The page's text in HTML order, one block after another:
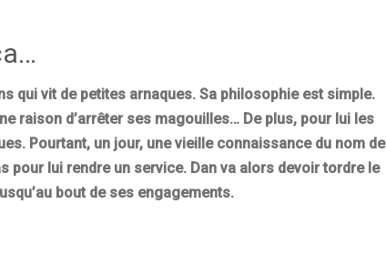
qui vit de petites arnaques. Sa philosophie est simple.
raison d’arrêter ses magouilles… De plus, pour lui les
Pourtant, un jour, une vieille connaissance du nom de
pour lui rendre un service. Dan va alors devoir tordre le
bout de ses engagements.